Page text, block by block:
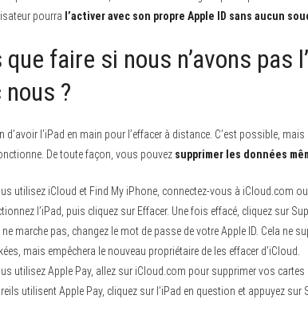
pourra l’activer avec son propre Apple ID sans aucun
que faire si nous n’avons pas
nous ?
d’avoir l’iPad en main pour l’effacer à distance. C’est possible,
De toute façon, vous pouvez supprimer les données
utilisez iCloud et Find My iPhone, connectez-vous à iCloud.com ou
l’iPad, puis cliquez sur Effacer. Une fois effacé, cliquez sur
ne marche pas, changez le mot de passe de votre Apple ID. Cela ne
mais empêchera le nouveau propriétaire de les effacer d’iCloud.
utilisez Apple Pay, allez sur iCloud.com pour supprimer vos
utilisent Apple Pay, cliquez sur l’iPad en question et appuyez sur